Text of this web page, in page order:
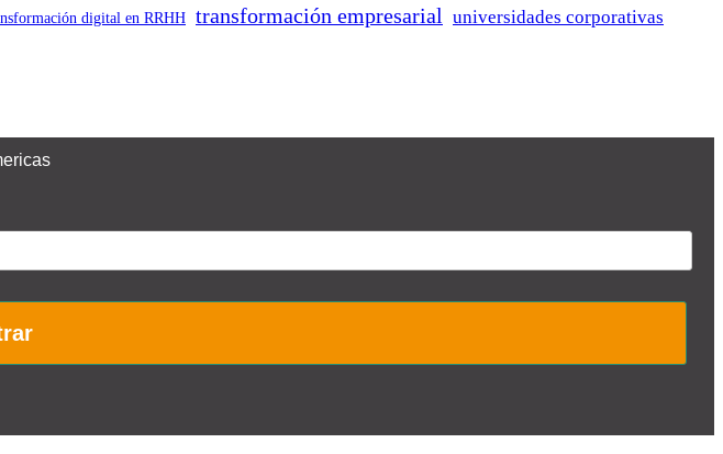
digital en RRHH transformación empresarial universidades corporativas